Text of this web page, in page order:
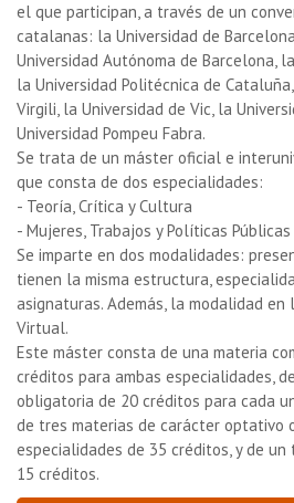
el que participan, a través de un
catalanas: la Universidad de
Universidad Autónoma de Barcelona,
la Universidad Politécnica de
Virgili, la Universidad de Vic, la
Universidad Pompeu Fabra.
Se trata de un máster oficial e
que consta de dos especialidades:
- Teoría, Crítica y Cultura
- Mujeres, Trabajos y Políticas Públicas
Se imparte en dos modalidades:
tienen la misma estructura,
asignaturas. Además, la modalidad en
Virtual.
Este máster consta de una materia
créditos para ambas especialidades,
obligatoria de 20 créditos para cada
de tres materias de carácter optativo
especialidades de 35 créditos, y de
15 créditos.